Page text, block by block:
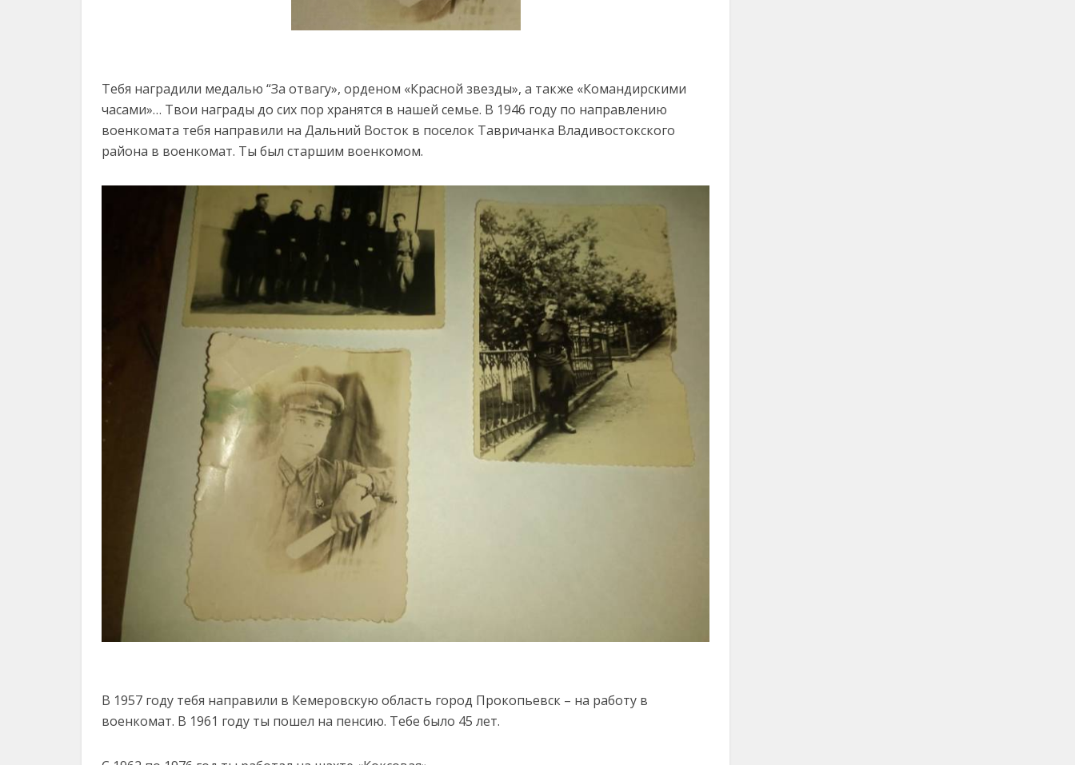
Тебя наградили медалью “За отвагу», орденом «Красной звезды», а также «Командирскими
часами»… Твои награды до сих пор хранятся в нашей семье. В 1946 году по направлению
военкомата тебя направили на Дальний Восток в поселок Тавричанка Владивостокского
района в военкомат. Ты был старшим военкомом.
В 1957 году тебя направили в Кемеровскую область город Прокопьевск – на работу в
военкомат. В 1961 году ты пошел на пенсию. Тебе было 45 лет.